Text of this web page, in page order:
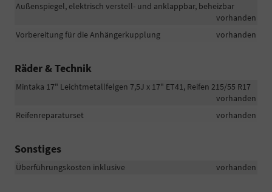
Außenspiegel, elektrisch verstell- und anklappbar, beheizbar
vorhanden
Vorbereitung für die Anhängerkupplung
vorhanden
Räder & Technik
Mintaka 17" Leichtmetallfelgen 7,5J x 17" ET41, Reifen 215/55 R17
vorhanden
Reifenreparaturset
vorhanden
Sonstiges
Überführungskosten inklusive vorhanden